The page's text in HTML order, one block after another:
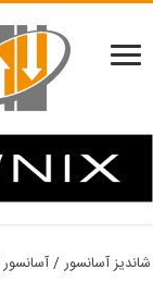
شاندیز آسانسور/آسانسور